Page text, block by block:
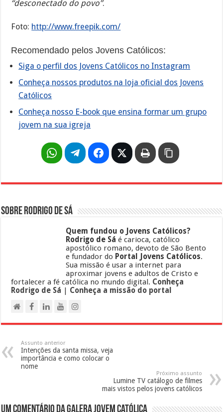
“desconectado do povo”.
Foto: http://www.freepik.com/
Recomendado pelos Jovens Católicos:
Siga o perfil dos Jovens Católicos no Instagram
Conheça nossos produtos na loja oficial dos Jovens
Católicos
Conheça nosso E-book que ensina formar um grupo
jovem na sua igreja
Sobre Rodrigo de Sá
Quem fundou o Jovens Católicos?
Rodrigo de Sá é carioca, católico
apostólico romano, devoto de São Bento
e fundador do Portal Jovens Católicos.
Sua missão é usar a internet para
aproximar jovens e adultos de Cristo e
fortalecer a fé católica no mundo digital. Conheça
Rodrigo de Sá | Conheça a missão do portal
Assunto anterior
Intenções da santa missa, veja
importância e como colocar o
nome
Próximo assunto
Lumine TV catálogo de filmes
mais vistos pelos jovens católicos
Um comentário da galera jovem católica